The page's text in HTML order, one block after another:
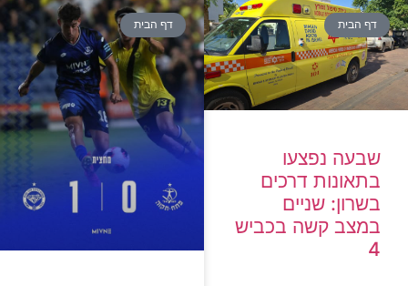
דף הבית
שבעה נפצעו
בתאונות דרכים
בשרון: שניים
במצב קשה בכביש
4
דף הבית